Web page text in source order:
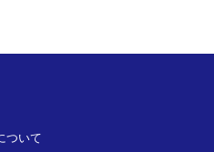
ついて